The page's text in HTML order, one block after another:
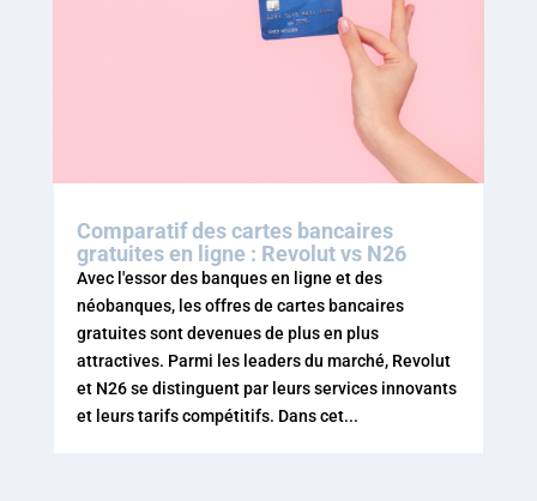
Comparatif des cartes bancaires
gratuites en ligne : Revolut vs N26
Avec l'essor des banques en ligne et des
néobanques, les offres de cartes bancaires
gratuites sont devenues de plus en plus
attractives. Parmi les leaders du marché, Revolut
et N26 se distinguent par leurs services innovants
et leurs tarifs compétitifs. Dans cet...